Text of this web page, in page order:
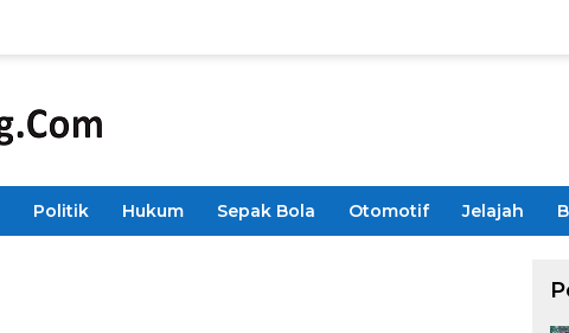
Politik Hukum Sepak Bola Otomotif Jelajah